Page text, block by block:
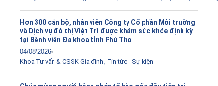
Hơn 300 cán bộ, nhân viên Công ty Cổ phần Môi trường
và Dịch vụ đô thị Việt Trì được khám sức khỏe định kỳ
tại Bệnh viện Đa khoa tỉnh Phú Thọ
04/08/2026
Khoa Tư vấn & CSSK Gia đình
Tin tức - Sự kiện